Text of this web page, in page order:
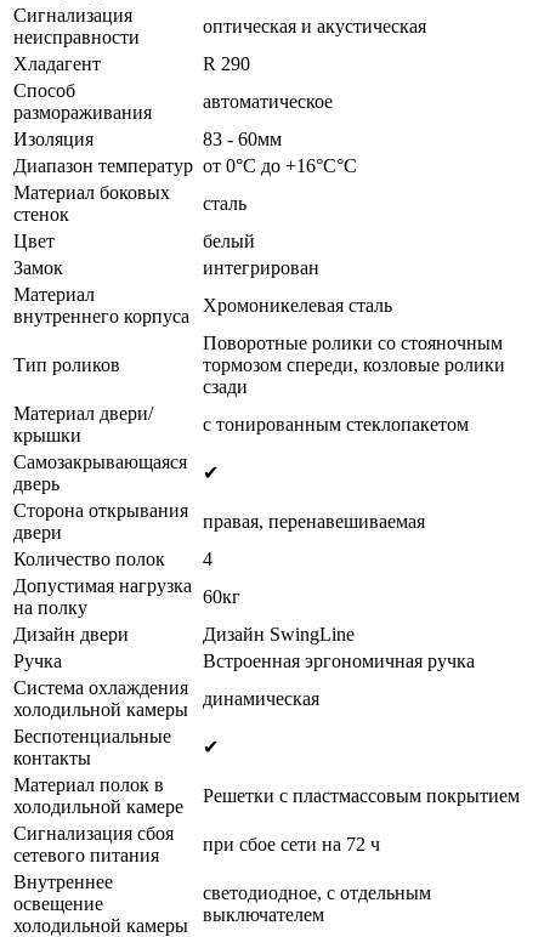
Сигнализация
неисправности
oптическая и акустическая
Хладагент
R 290
Способ
размораживания
автоматическое
Изоляция
83 - 60мм
Диапазон температур от 0°C до +16°C°C
Материал боковых
стенок
сталь
Цвет
белый
Замок
интегрирован
Материал
внутреннего корпуса
Хромоникелевая сталь
Тип роликов
Поворотные ролики со стояночным
тормозом спереди, козловые ролики
сзади
Материал двери/
крышки
с тонированным стеклопакетом
Самозакрывающаяся
дверь
✔
Сторона открывания
двери
правая, перенавешиваемая
Количество полок
4
Допустимая нагрузка
на полку
60кг
Дизайн двери
Дизайн SwingLine
Ручка
Встроенная эргономичная ручка
Система охлаждения
холодильной камеры
динамическая
Беспотенциальные
контакты
✔
Материал полок в
холодильной камере
Решетки с пластмассовым покрытием
Сигнализация сбоя
сетевого питания
при сбое сети на 72 ч
Внутреннее
освещение
холодильной камеры
светодиодное, с отдельным
выключателем